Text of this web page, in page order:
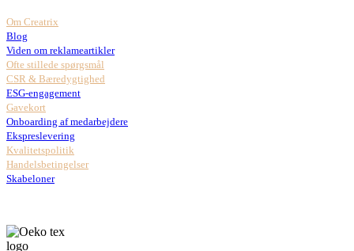
Om Creatrix
Blog
Viden om reklameartikler
Ofte stillede spørgsmål
CSR & Bæredygtighed
ESG-engagement
Gavekort
Onboarding af medarbejdere
Ekspreslevering
Kvalitetspolitik
Handelsbetingelser
Skabeloner